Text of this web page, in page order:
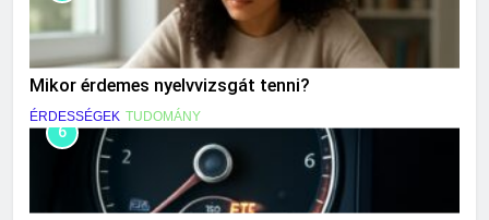
Mikor érdemes nyelvvizsgát tenni?
ÉRDESSÉGEK TUDOMÁNY
6